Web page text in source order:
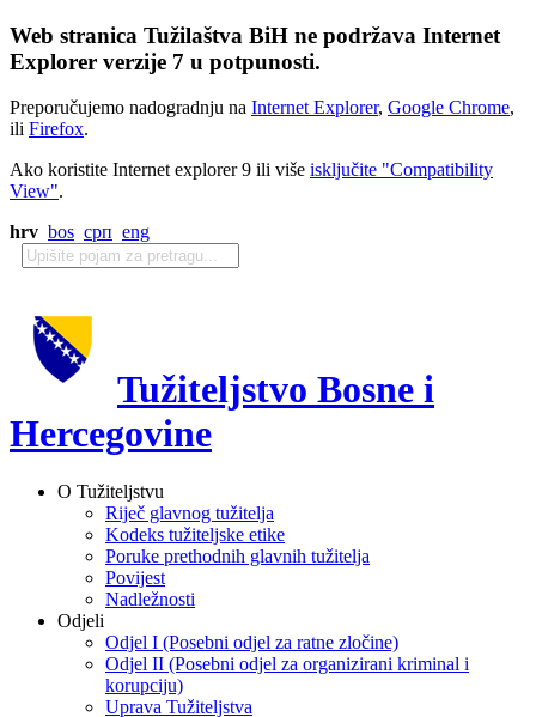
Web stranica Tužilaštva BiH ne podržava Internet
Explorer verzije 7 u potpunosti.
Preporučujemo nadogradnju na Internet Explorer, Google Chrome,
ili Firefox.
Ako koristite Internet explorer 9 ili više isključite "Compatibility
View".
hrv bos срп eng
Tužiteljstvo Bosne i
Hercegovine
O Tužiteljstvu
Riječ glavnog tužitelja
Kodeks tužiteljske etike
Poruke prethodnih glavnih tužitelja
Povijest
Nadležnosti
Odjeli
Odjel I (Posebni odjel za ratne zločine)
Odjel II (Posebni odjel za organizirani kriminal i
korupciju)
Uprava Tužiteljstva